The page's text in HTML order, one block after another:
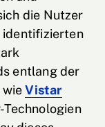
die Nutzer
identifizierten
entlang der
wieVistar
Technologien